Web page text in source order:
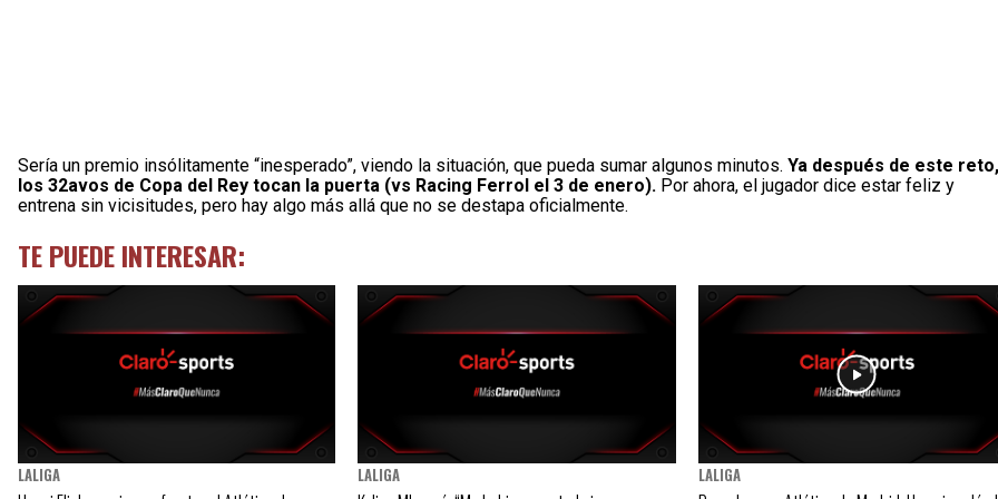
Sería un premio insólitamente “inesperado”, viendo la situación, que pueda sumar algunos minutos. Ya después de este reto,
los 32avos de Copa del Rey tocan la puerta (vs Racing Ferrol el 3 de enero). Por ahora, el jugador dice estar feliz y
entrena sin vicisitudes, pero hay algo más allá que no se destapa oficialmente.
TE PUEDE INTERESAR:
LALIGA LALIGA LALIGA